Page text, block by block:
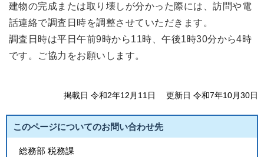
建物の完成または取り壊しが分かった際には、訪問や電
話連絡で調査日時を調整させていただきます。
調査日時は平日午前9時から11時、午後1時30分から4時
です。ご協力をお願いします。
掲載日 令和2年12月11日 更新日 令和7年10月30日
このページについてのお問い合わせ先
総務部 税務課